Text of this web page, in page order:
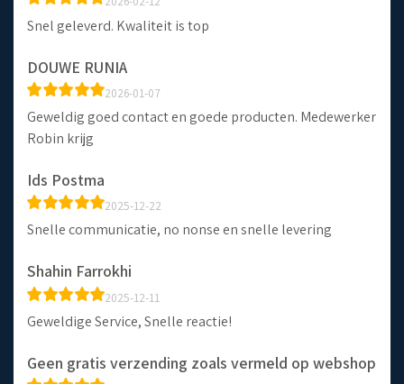
Snel geleverd. Kwaliteit is top
DOUWE RUNIA
2026-01-07
Geweldig goed contact en goede producten. Medewerker
Robin krijg
Ids Postma
2025-12-22
Snelle communicatie, no nonse en snelle levering
Shahin Farrokhi
2025-12-11
Geweldige Service, Snelle reactie!
Geen gratis verzending zoals vermeld op webshop